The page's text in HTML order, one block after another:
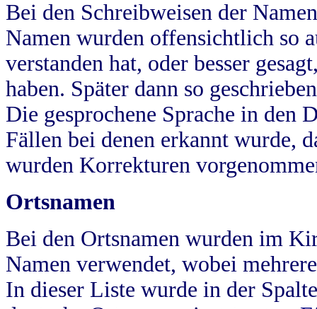
Bei den Schreibweisen der
Namen wurden offensichtlich so
verstanden hat, oder besser
haben. Später dann so
Die gesprochene Sprache in
Fällen bei denen erkannt wurde,
wurden Korrekturen
Ortsnamen
Bei den Ortsnamen wurden im
Namen verwendet, wobei
In dieser Liste wurde in der